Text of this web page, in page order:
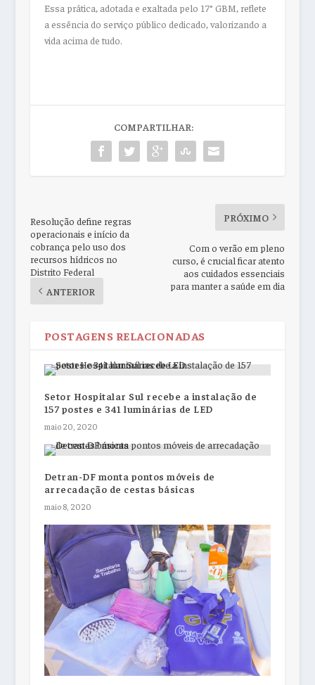
Essa prática, adotada e exaltada pelo 17° GBM, reflete
a essência do serviço público dedicado, valorizando a
vida acima de tudo.
COMPARTILHAR:
Resolução define regras
operacionais e início da
cobrança pelo uso dos
recursos hídricos no
Distrito Federal
ANTERIOR
PRÓXIMO
Com o verão em pleno
curso, é crucial ficar atento
aos cuidados essenciais
para manter a saúde em dia
POSTAGENS RELACIONADAS
Setor Hospitalar Sul recebe a instalação de
157 postes e 341 luminárias de LED
maio 20, 2020
Detran-DF monta pontos móveis de
arrecadação de cestas básicas
maio 8, 2020